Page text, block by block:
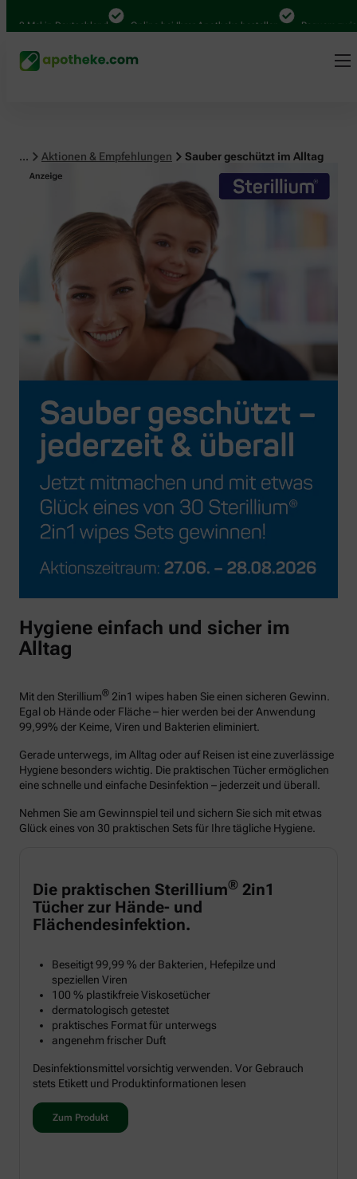
in Deutschland Online bei Ihrer Apotheke bestellen Bequem
... Aktionen & Empfehlungen Sauber geschützt im Alltag
Hygiene einfach und sicher im
Alltag
Mit den Sterillium® 2in1 wipes haben Sie einen sicheren Gewinn.
Egal ob Hände oder Fläche – hier werden bei der Anwendung
99,99% der Keime, Viren und Bakterien eliminiert.
Gerade unterwegs, im Alltag oder auf Reisen ist eine zuverlässige
Hygiene besonders wichtig. Die praktischen Tücher ermöglichen
eine schnelle und einfache Desinfektion – jederzeit und überall.
Nehmen Sie am Gewinnspiel teil und sichern Sie sich mit etwas
Glück eines von 30 praktischen Sets für Ihre tägliche Hygiene.
Die praktischen Sterillium® 2in1
Tücher zur Hände- und
Flächendesinfektion.
Beseitigt 99,99 % der Bakterien, Hefepilze und
speziellen Viren
100 % plastikfreie Viskosetücher
dermatologisch getestet
praktisches Format für unterwegs
angenehm frischer Duft
Desinfektionsmittel vorsichtig verwenden. Vor Gebrauch
stets Etikett und Produktinformationen lesen
Zum Produkt